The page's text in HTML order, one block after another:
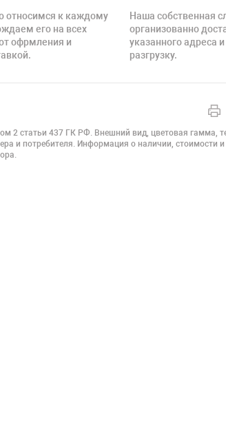
относимся к каждому
его на всех
офрмления и
Наша собственная
организованно
указанного адреса
разгрузку.
2 статьи 437 ГК РФ. Внешний вид, цветовая гамма,
и потребителя. Информация о наличии, стоимости и